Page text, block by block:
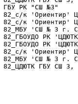
ГБУ РК "СШ
82_с/к
82_с/к
'СШ № 3
82_ГБОУДО
82_ГБОУДО
82_с/к
'СШ № 3